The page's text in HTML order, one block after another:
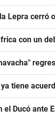
Lepra cerró
con un
tiene
el Ducó ante